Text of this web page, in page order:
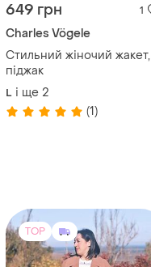
649 грн 1
Charles Vögele
Стильний жіночий жакет,
піджак
L і ще 2
(1)
TOP